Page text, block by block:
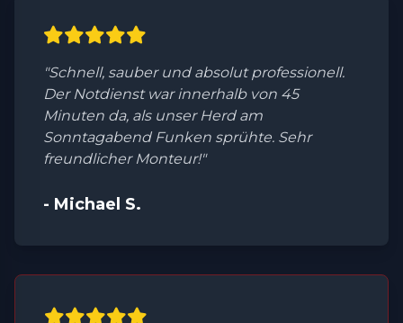
"Schnell, sauber und absolut professionell.
Der Notdienst war innerhalb von 45
Minuten da, als unser Herd am
Sonntagabend Funken sprühte. Sehr
freundlicher Monteur!"
- Michael S.